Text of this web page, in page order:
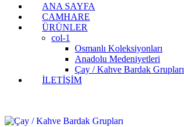
ANA SAYFA
CAMHARE
ÜRÜNLER
col-1
Osmanlı Koleksiyonları
Anadolu Medeniyetleri
Çay / Kahve Bardak Grupları
İLETİŞİM